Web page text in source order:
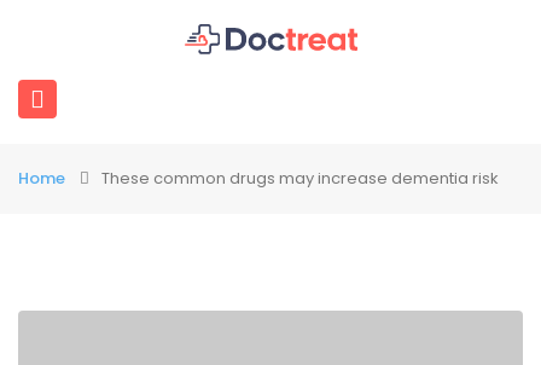
Home These common drugs may increase dementia risk